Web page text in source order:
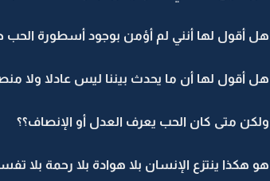
هل أقول لها أنني لم أؤمن بوجود أسطورة الحب
هل أقول لها أن ما يحدث بيننا ليس عادلا ولا
ولكن متى كان الحب يعرف العدل أو الإنصاف؟؟
هو هكذا ينتزع الإنسان بلا هوادة بلا رحمة بلا